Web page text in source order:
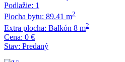
Podlažie: 1
Plocha bytu: 89.41 m2
Extra plocha: Balkón 8 m2
Cena: 0 €
Stav: Predaný